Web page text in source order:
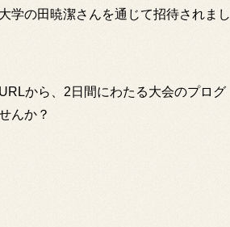
学の田暁潔さんを通じて招待されまし
から、2日間にわたる大会のプログ
んか？